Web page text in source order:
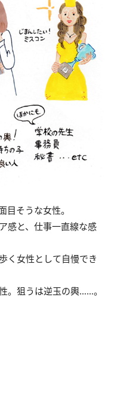
目そうな女性。
感と、仕事一直線な感
く女性として自慢でき
。狙うは逆玉の輿……。